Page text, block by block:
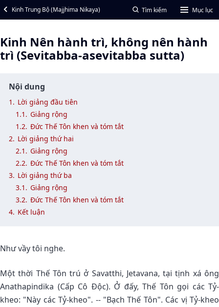
Kinh Trung Bộ (Majjhima Nikaya) Tìm kiếm Mục lục
Kinh Nên hành trì, không nên hành
trì (Sevitabba-asevitabba sutta)
Nội dung
1. Lời giảng đầu tiên
1.1. Giảng rộng
1.2. Ðức Thế Tôn khen và tóm tắt
2. Lời giảng thứ hai
2.1. Giảng rộng
2.2. Ðức Thế Tôn khen và tóm tắt
3. Lời giảng thứ ba
3.1. Giảng rộng
3.2. Ðức Thế Tôn khen và tóm tắt
4. Kết luận
Như vầy tôi nghe.
Một thời Thế Tôn trú ở Savatthi, Jetavana, tại tịnh xá ông
Anathapindika (Cấp Cô Ðộc). Ở đấy, Thế Tôn gọi các Tỷ-
kheo: "Này các Tỷ-kheo". -- "Bạch Thế Tôn". Các vị Tỷ-kheo